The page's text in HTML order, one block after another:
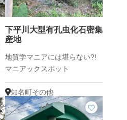
下平川大型有孔虫化石密集
産地
地質学マニアには堪らない?!
マニアックスポット
知名町その他